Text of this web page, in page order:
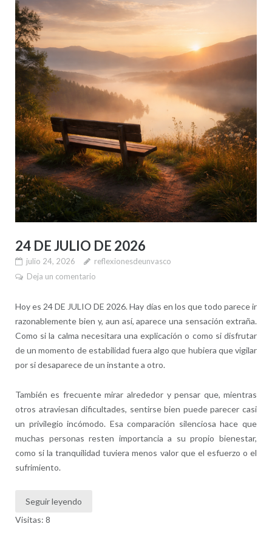
24 DE JULIO DE 2026
julio 24, 2026
reflexionesdeunvasco
Deja un comentario
Hoy es 24 DE JULIO DE 2026. Hay días en los que todo parece ir
razonablemente bien y, aun así, aparece una sensación extraña.
Como si la calma necesitara una explicación o como si disfrutar
de un momento de estabilidad fuera algo que hubiera que vigilar
por si desaparece de un instante a otro.
También es frecuente mirar alrededor y pensar que, mientras
otros atraviesan dificultades, sentirse bien puede parecer casi
un privilegio incómodo. Esa comparación silenciosa hace que
muchas personas resten importancia a su propio bienestar,
como si la tranquilidad tuviera menos valor que el esfuerzo o el
sufrimiento.
Seguir leyendo
Visitas: 8